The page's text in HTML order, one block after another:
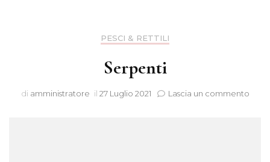
PESCI & RETTILI
Serpenti
di amministratore il 27 Luglio 2021 Lascia un commentosu